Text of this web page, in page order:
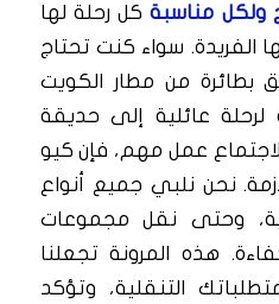
ولكل مناسبةكل رحلة لها
الفريدة. سواء كنت تحتاج
بطائرة من مطار الكويت
لرحلة عائلية إلى حديقة
عمل مهم، فإن كيو
نحن نلبي جميع أنواع
وحتى نقل مجموعات
هذه المرونة تجعلنا
التنقلية، وتؤكد